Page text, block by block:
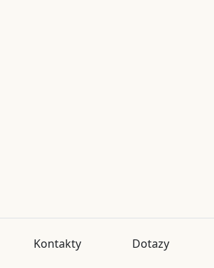
Kontakty Dotazy